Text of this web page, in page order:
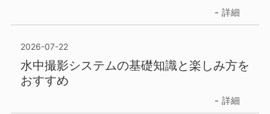
詳細
2026-07-22
水中撮影システムの基礎知識と楽しみ方を
おすすめ
詳細